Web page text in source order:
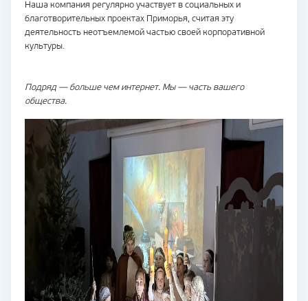
Наша компания регулярно участвует в социальных и
благотворительных проектах Приморья, считая эту
деятельность неотъемлемой частью своей корпоративной
культуры.
Подряд — больше чем интернет. Мы — часть вашего
общества.